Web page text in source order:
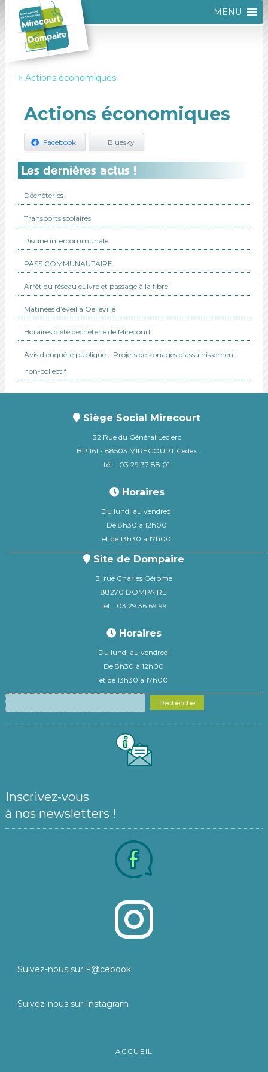
MENU
Actions économiques
Actions économiques
Facebook Bluesky
Les dernières actus !
Déchèteries
Transports scolaires
Piscine intercommunale
PASS COMMUNAUTAIRE
Arrêt du réseau cuivre et passage à la fibre
Matinées d’éveil à Oëlleville
Horaires d’été déchèterie de Mirecourt
Avis d’enquête publique – Projets de zonages d’assainissement
non-collectif
Siège Social Mirecourt
32 Rue du Général Leclerc
BP 161 - 88503 MIRECOURT Cedex
tél. : 03 29 37 88 01
Horaires
Du lundi au vendredi
De 8h30 à 12h00
et de 13h30 à 17h00
Site de Dompaire
3, rue Charles Gérome
88270 DOMPAIRE
tél. : 03 29 36 69 99
Horaires
Du lundi au vendredi
De 8h30 à 12h00
et de 13h30 à 17h00
Recherche
Inscrivez-vous
à nos newsletters !
Suivez-nous sur F@cebook
Suivez-nous sur Instagram
ACCUEIL